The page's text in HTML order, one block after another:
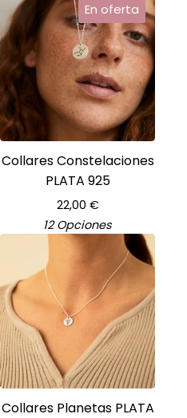
En oferta
Collares Constelaciones
PLATA 925
22,00 €
12 Opciones
Collares Planetas PLATA